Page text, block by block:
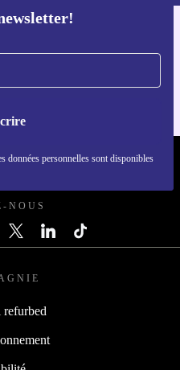
données personnelles sont disponibles
refurbed
- RETHINK NEW.
NOUS
refurbed